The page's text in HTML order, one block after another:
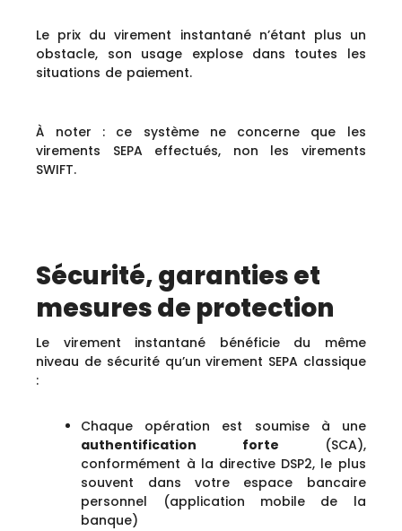
Le prix du virement instantané n’étant plus un
obstacle, son usage explose dans toutes les
situations de paiement.
À noter : ce système ne concerne que les
virements SEPA effectués, non les virements
SWIFT.
Sécurité, garanties et
mesures de protection
Le virement instantané bénéficie du même
niveau de sécurité qu’un virement SEPA classique
:
Chaque opération est soumise à une
authentification forte (SCA),
conformément à la directive DSP2, le plus
souvent dans votre espace bancaire
personnel (application mobile de la
banque)